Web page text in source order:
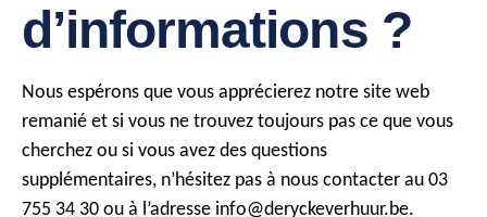
d’informations ?
Nous espérons que vous apprécierez notre site web
remanié et si vous ne trouvez toujours pas ce que vous
cherchez ou si vous avez des questions
supplémentaires, n’hésitez pas à nous contacter au 03
755 34 30 ou à l’adresse info@deryckeverhuur.be.